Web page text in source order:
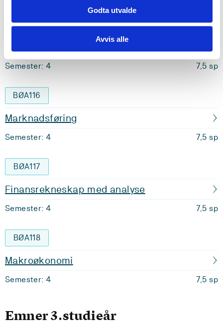
Godta utvalde
Avvis alle
BØA115
Statistikk for økonomar
Semester: 4 7,5 sp
BØA116
Marknadsføring
Semester: 4 7,5 sp
BØA117
Finansrekneskap med analyse
Semester: 4 7,5 sp
BØA118
Makroøkonomi
Semester: 4 7,5 sp
Emner 3.studieår